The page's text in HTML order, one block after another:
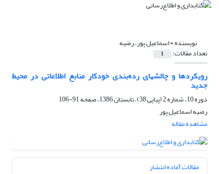
نویسنده =اسماعیل پور، رضیه
تعداد مقالات: 1
رویکردها و چالشهای رده‌بندی خودکار منابع اطلاعاتی در محیط
جدید
دوره 10، شماره 2 (پیاپی 38)، تابستان 1386، صفحه
91-106
رضیه اسماعیل پور
مشاهده مقاله
مقالات آماده انتشار